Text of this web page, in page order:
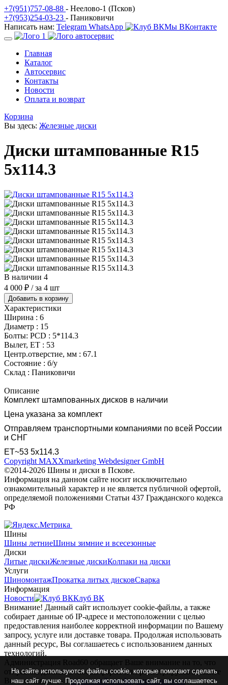
+7(951)757-08-88 - Неелово-1 (Псков)
+7(953)254-03-23 - Паниковичи
Написать нам: Telegram WhatsApp Мы ВКонтакте
Главная
Каталог
Автосервис
Контакты
Новости
Оплата и возврат
Корзина
Вы здесь: Железные диски
Диски штампованные R15
5x114.3
В наличии 4
4 000 ₽ / за 4 шт
Добавить в корзину
Характеристики
Ширина : 6
Диаметр : 15
Болты: PCD : 5*114.3
Вылет, ET : 53
Центр.отверстие, мм : 67.1
Состояние : б/у
Склад : Паниковичи
Описание
Комплект штампованных дисков в наличии
Цена указана за комплект
Отправляем транспортными компаниями по всей России
и СНГ
ET~53 5x114.3
Copyright MAXXmarketing Webdesigner GmbH
©2014-2026 Шины и диски в Пскове.
Информация на данном сайте носит исключительно
ознакомительный характер и не является публичной офертой,
определяемой положениями Статьи 437 Гражданского кодекса
РФ
Шины
Шины летниеШины зимние и всесезонные
Диски
Литые дискиЖелезные дискиКолпаки на диски
Услуги
ШиномонтажПрокатка литых дисковСварка
Информация
Новости
Клуб ВК
Внимание! Данный сайт использует cookie-файлы, а также
собирает данные об IP-адресе и местоположении с целью
предоставления наиболее корректной информации по Вашему
запросу, услуге или доставке товара. Продолжая использовать
данный ресурс, Вы соглашаетесь с использованием данных
технологий.
Администрация Road60 обращает Ваше внимание на то, что
отправляя данные в любой форме или регистрируясь на сайте
Вы соглашаетесь сполитикой конфиденциальностии
На сайте используются файлы cookie, которые помогают сделать
наш сайт лучше. Продолжая использовать сайт, вы соглашаетесь